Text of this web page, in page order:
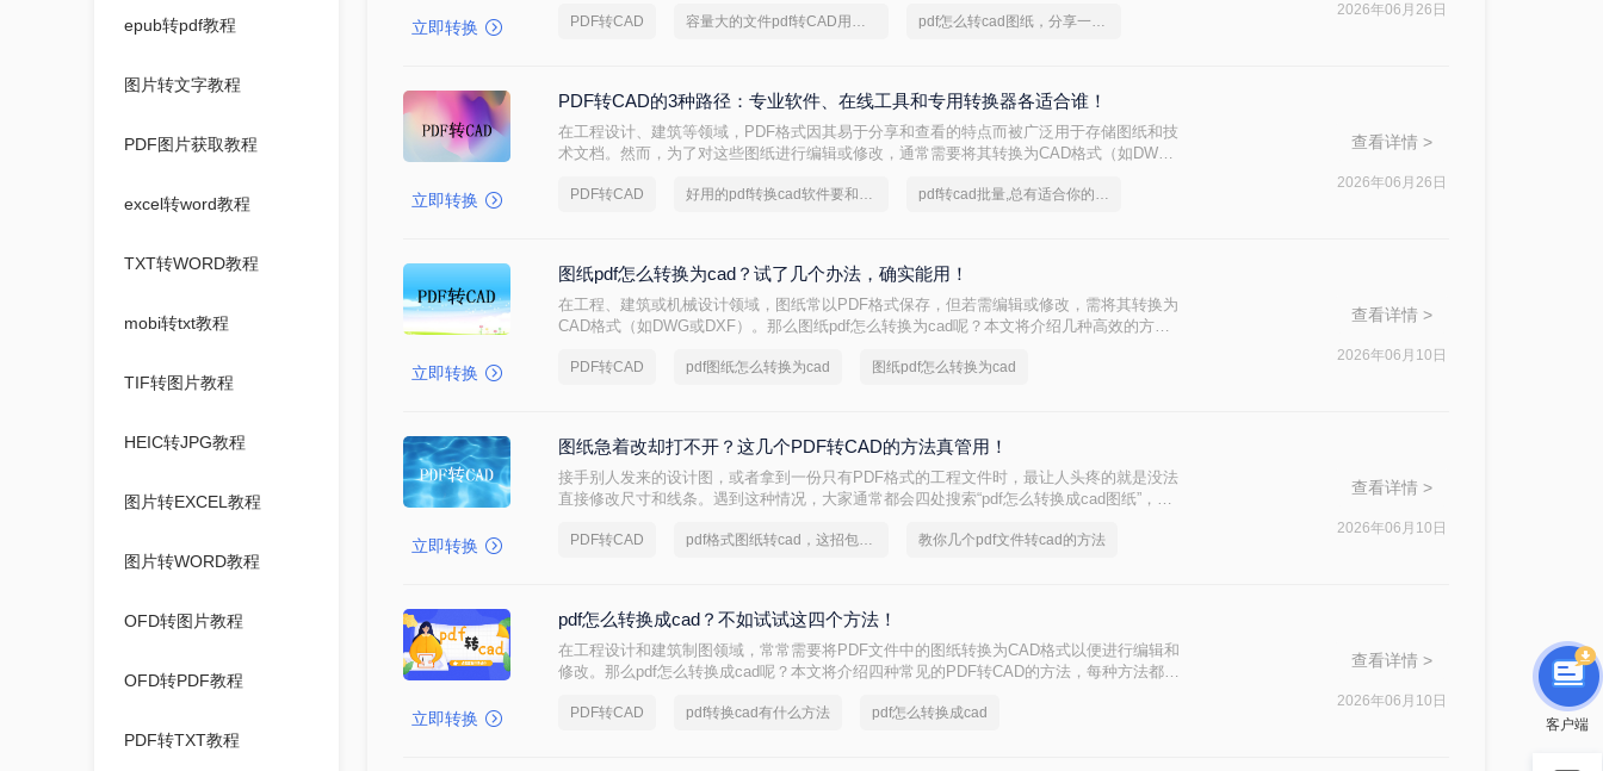
epub转pdf教程
图片转文字教程
PDF图片获取教程
excel转word教程
TXT转WORD教程
mobi转txt教程
TIF转图片教程
HEIC转JPG教程
图片转EXCEL教程
图片转WORD教程
OFD转图片教程
OFD转PDF教程
PDF转TXT教程
立即转换
三种将PDF转换成CAD的方法。
PDF转CAD 容量大的文件pdf转CAD用哪个软件好 pdf怎么转cad图纸，分享一种简单的方法
2026年06月26日
立即转换
PDF转CAD的3种路径：专业软件、在线工具和专用转换器各适合谁！
在工程设计、建筑等领域，PDF格式因其易于分享和查看的特点而被广泛用于存储图纸和技
术文档。然而，为了对这些图纸进行编辑或修改，通常需要将其转换为CAD格式（如DWG
PDF转CAD 好用的pdf转换cad软件要和好朋友分享 pdf转cad批量,总有适合你的方法
查看详情 >
2026年06月26日
立即转换
图纸pdf怎么转换为cad？试了几个办法，确实能用！
在工程、建筑或机械设计领域，图纸常以PDF格式保存，但若需编辑或修改，需将其转换为
CAD格式（如DWG或DXF）。那么图纸pdf怎么转换为cad呢？本文将介绍几种高效的方
PDF转CAD pdf图纸怎么转换为cad 图纸pdf怎么转换为cad
查看详情 >
2026年06月10日
立即转换
图纸急着改却打不开？这几个PDF转CAD的方法真管用！
接手别人发来的设计图，或者拿到一份只有PDF格式的工程文件时，最让人头疼的就是没法
直接修改尺寸和线条。遇到这种情况，大家通常都会四处搜索“pdf怎么转换成cad图纸”，希
PDF转CAD pdf格式图纸转cad，这招包管用 教你几个pdf文件转cad的方法
查看详情 >
2026年06月10日
立即转换
pdf怎么转换成cad？不如试试这四个方法！
在工程设计和建筑制图领域，常常需要将PDF文件中的图纸转换为CAD格式以便进行编辑和
修改。那么pdf怎么转换成cad呢？本文将介绍四种常见的PDF转CAD的方法，每种方法都有
PDF转CAD pdf转换cad有什么方法 pdf怎么转换成cad
查看详情 >
2026年06月10日
客户端